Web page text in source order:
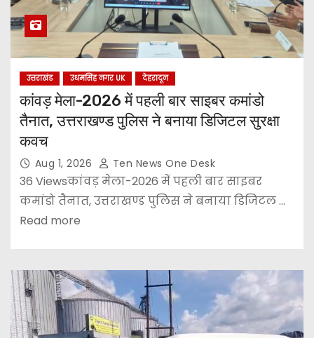
उत्तराखंड उधमसिंह नगर UK देहरादून
कांवड़ मेला-2026 में पहली बार साइबर कमांडो
तैनात, उत्तराखण्ड पुलिस ने बनाया डिजिटल सुरक्षा
कवच
Aug 1, 2026 Ten News One Desk
36 Viewsकांवड़ मेला-2026 में पहली बार साइबर
कमांडो तैनात, उत्तराखण्ड पुलिस ने बनाया डिजिटल ...
Read more